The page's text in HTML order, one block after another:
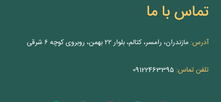
تماس با ما
آدرس: مازندران، رامسر، کتالم، بلوار ۲۲ بهمن، روبروی کوچه ۶ شرقی
تلفن تماس: 09122463395